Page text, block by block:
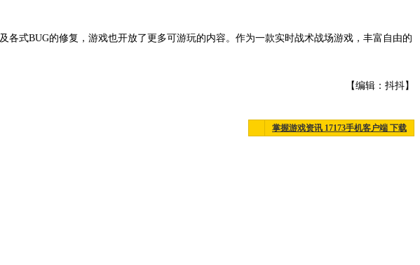
式BUG的修复，游戏也开放了更多可游玩的内容。作为一款实时战术战场游戏，丰富自由的
【编辑：抖抖】
掌握游戏资讯 17173手机客户端 下载